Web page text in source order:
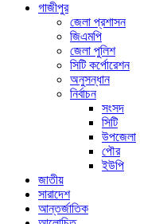
গাজীপুর
জেলা প্রশাসন
জিএমপি
জেলা পুলিশ
সিটি কর্পোরেশন
অনুসন্ধান
নির্বাচন
সংসদ
সিটি
উপজেলা
পৌর
ইউপি
জাতীয়
সারাদেশ
আন্তর্জাতিক